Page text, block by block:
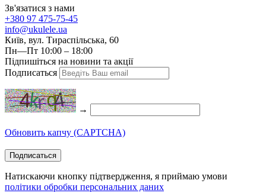
Зв'язатися з нами
+380 97 475-75-45
info@ukulele.ua
Київ, вул. Тираспільська, 60
Пн—Пт 10:00 – 18:00
Підпишіться на новини та акції
Подписаться
→
Обновить капчу (CAPTCHA)
Подписаться
Натискаючи кнопку підтвердження, я приймаю умови
політики обробки персональних даних